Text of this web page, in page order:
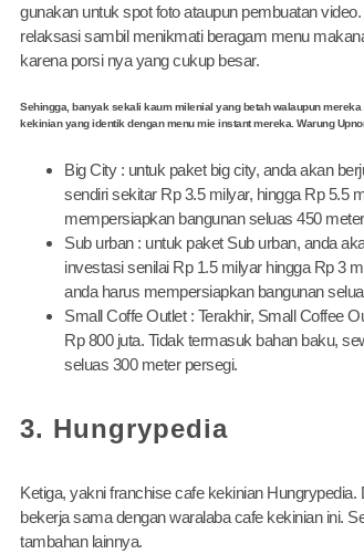
gunakan untuk spot foto ataupun pembuatan
relaksasi sambil menikmati beragam menu
karena porsi nya yang cukup besar.
Sehingga, banyak sekali kaum milenial yang betah walaupun
kekinian yang identik dengan menu mie instant mereka. Warung
Big City : untuk paket big city, anda akan
sendiri sekitar Rp 3.5 milyar, hingga Rp 5.5
mempersiapkan bangunan seluas 450
Sub urban : untuk paket Sub urban, anda
investasi senilai Rp 1.5 milyar hingga Rp 3
anda harus mempersiapkan bangunan
Small Coffe Outlet : Terakhir, Small Coffee
Rp 800 juta. Tidak termasuk bahan baku,
seluas 300 meter persegi.
3. Hungrypedia
Ketiga, yakni franchise cafe kekinian
bekerja sama dengan waralaba cafe kekinian ini.
tambahan lainnya.